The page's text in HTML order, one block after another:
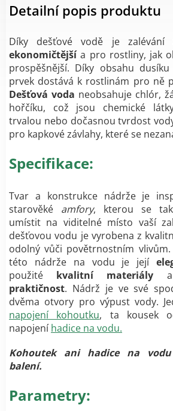
Detailní popis produktu
Díky dešťové vodě je zalévání
ekonomičtějšía pro rostliny, jak
prospěšnější. Díky obsahu
prvek dostává k rostlinám pro ně
Dešťová voda neobsahuje chlór,
hořčíku, což jsou chemické
trvalou nebo dočasnou tvrdost
pro kapkové závlahy, které se
Specifikace:
Tvar a konstrukce nádrže je
starověké amfory, kterou se
umístit na viditelné místo vaší
dešťovou vodu je vyrobena z
odolný vůči povětrnostním
této nádrže na vodu je její
použité kvalitní materiály a
praktičnost. Nádrž je ve své
dvěma otvory pro výpust vody.
napojení kohoutku, ta kousek
napojeníhadice na vodu.
Kohoutek ani hadice na
balení.
Parametry: